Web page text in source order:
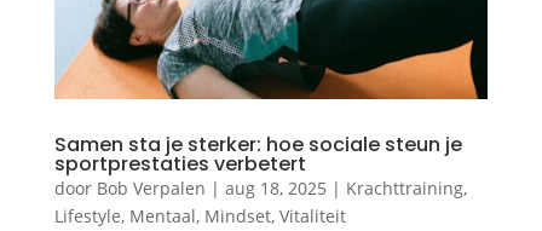
Samen sta je sterker: hoe sociale steun je
sportprestaties verbetert
door Bob Verpalen | aug 18, 2025 | Krachttraining,
Lifestyle, Mentaal, Mindset, Vitaliteit